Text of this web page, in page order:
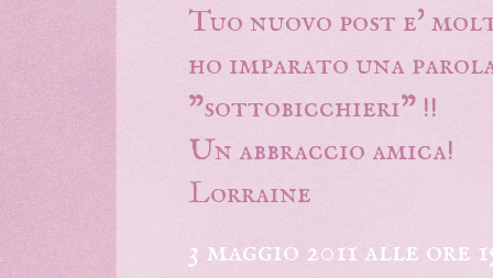
Tuo nuovo post e'
ho imparato una
"sottobicchieri" !!
Un abbraccio amica!
Lorraine
3 maggio 2011 alle ore